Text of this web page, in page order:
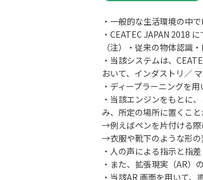
・一般的な生活環境の中
・CEATEC JAPAN 2018
（注）・従来の物体認識
・当該システムは、
おいて、インダストリ／
・ディープラーニングを
・当該エンジンをもとに
み、所定の場所に置くこと
→例えばペンを片付ける際
→衣服や靴下のような形の
・人の声による指示と指
・また、拡張現実（AR）
・当該AR 画面を用いて